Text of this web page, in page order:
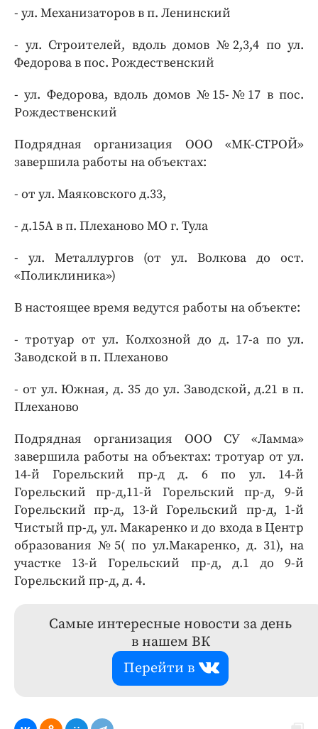
- ул. Механизаторов в п. Ленинский
- ул. Строителей, вдоль домов №2,3,4 по ул.
Федорова в пос. Рождественский
- ул. Федорова, вдоль домов №15-№17 в пос.
Рождественский
Подрядная организация ООО «МК-СТРОЙ»
завершила работы на объектах:
- от ул. Маяковского д.33,
- д.15А в п. Плеханово МО г. Тула
- ул. Металлургов (от ул. Волкова до ост.
«Поликлиника»)
В настоящее время ведутся работы на объекте:
- тротуар от ул. Колхозной до д. 17-а по ул.
Заводской в п. Плеханово
- от ул. Южная, д. 35 до ул. Заводской, д.21 в п.
Плеханово
Подрядная организация ООО СУ «Ламма»
завершила работы на объектах: тротуар от ул.
14-й Горельский пр-д д. 6 по ул. 14-й
Горельский пр-д,11-й Горельский пр-д, 9-й
Горельский пр-д, 13-й Горельский пр-д, 1-й
Чистый пр-д, ул. Макаренко и до входа в Центр
образования №5( по ул.Макаренко, д. 31), на
участке 13-й Горельский пр-д, д.1 до 9-й
Горельский пр-д, д. 4.
Самые интересные новости за день
в нашем ВК
Перейти в